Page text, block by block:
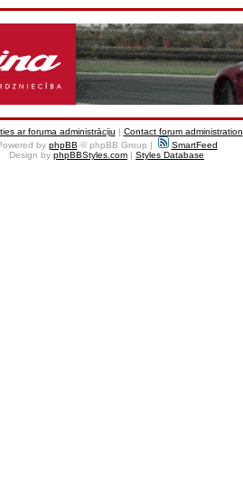
ar foruma administrāciju | Contact forum administration
by phpBB © phpBB Group |
SmartFeed
Design by phpBBStyles.com | Styles Database